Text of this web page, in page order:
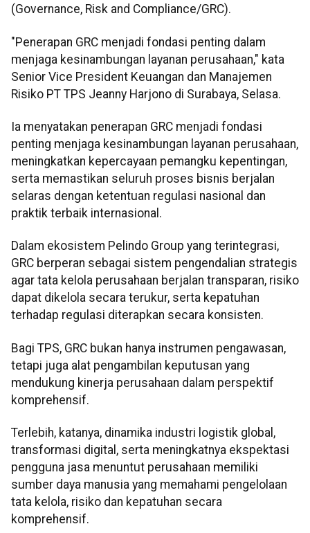
(Governance, Risk and Compliance/GRC).
"Penerapan GRC menjadi fondasi penting dalam
menjaga kesinambungan layanan perusahaan," kata
Senior Vice President Keuangan dan Manajemen
Risiko PT TPS Jeanny Harjono di Surabaya, Selasa.
Ia menyatakan penerapan GRC menjadi fondasi
penting menjaga kesinambungan layanan perusahaan,
meningkatkan kepercayaan pemangku kepentingan,
serta memastikan seluruh proses bisnis berjalan
selaras dengan ketentuan regulasi nasional dan
praktik terbaik internasional.
Dalam ekosistem Pelindo Group yang terintegrasi,
GRC berperan sebagai sistem pengendalian strategis
agar tata kelola perusahaan berjalan transparan, risiko
dapat dikelola secara terukur, serta kepatuhan
terhadap regulasi diterapkan secara konsisten.
Bagi TPS, GRC bukan hanya instrumen pengawasan,
tetapi juga alat pengambilan keputusan yang
mendukung kinerja perusahaan dalam perspektif
komprehensif.
Terlebih, katanya, dinamika industri logistik global,
transformasi digital, serta meningkatnya ekspektasi
pengguna jasa menuntut perusahaan memiliki
sumber daya manusia yang memahami pengelolaan
tata kelola, risiko dan kepatuhan secara
komprehensif.